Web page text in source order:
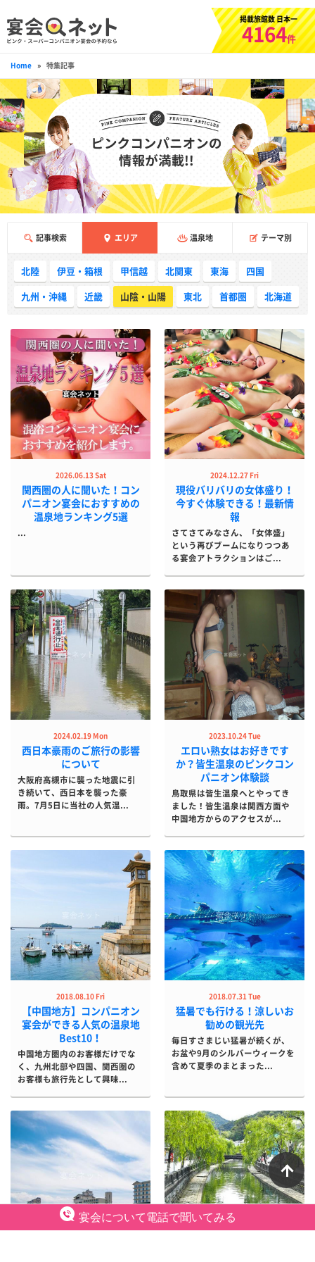
掲載旅館数 日本一
4164件
宴会について電話で聞いてみる
Home » 特集記事
記事検索 エリア 温泉地 テーマ別
北陸 伊豆・箱根 甲信越 北関東 東海
四国
九州・沖縄
近畿 山陰・山陽 東北 首都圏 北海道
2026.06.13 Sat
関西圏の人に聞いた！コン
パニオン宴会におすすめの
温泉地ランキング5選
...
2024.12.27 Fri
現役バリバリの女体盛り！
今すぐ体験できる！最新情
報
さてさてみなさん、「女体盛」
という再びブームになりつつあ
る宴会アトラクションはご...
2024.02.19 Mon
西日本豪雨のご旅行の影響
について
大阪府高槻市に襲った地震に引
き続いて、西日本を襲った豪
雨。7月5日に当社の人気温...
2023.10.24 Tue
エロい熟女はお好きです
か？皆生温泉のピンクコン
パニオン体験談
鳥取県は皆生温泉へとやってき
ました！皆生温泉は関西方面や
中国地方からのアクセスが...
2018.08.10 Fri
【中国地方】コンパニオン
宴会ができる人気の温泉地
Best10！
中国地方圏内のお客様だけでな
く、九州北部や四国、関西圏の
お客様も旅行先として興味...
2018.07.31 Tue
猛暑でも行ける！涼しいお
勧めの観光先
毎日すさまじい猛暑が続くが、
お盆や9月のシルバーウィークを
含めて夏季のまとまった...